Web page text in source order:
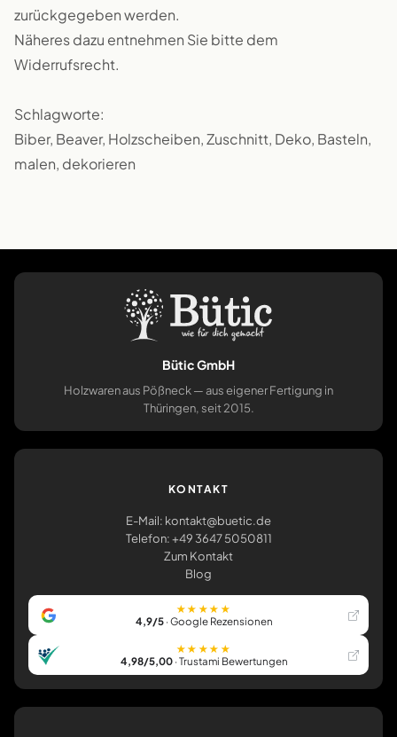
zurückgegeben werden.
Näheres dazu entnehmen Sie bitte dem
Widerrufsrecht.
Schlagworte:
Biber, Beaver, Holzscheiben, Zuschnitt, Deko, Basteln,
malen, dekorieren
Bütic GmbH
Holzwaren aus Pößneck — aus eigener Fertigung in
Thüringen, seit 2015.
KONTAKT
E-Mail: kontakt@buetic.de
Telefon: +49 3647 5050811
Zum Kontakt
Blog
★★★★★
4,9/5· Google Rezensionen
★★★★★
4,98/5,00· Trustami Bewertungen